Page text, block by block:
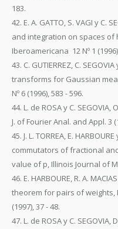
183.
42. E. A. GATTO, S. VAGI y C.
and integration on spaces of
Iberoamericana 12 Nº 1
43. C. GUTIERREZ, C.
transforms for Gaussian
Nº 6 (1996), 583 - 596.
44. L. de ROSA y C.
J. of Fourier Anal. and Appl. 3
45. J. L. TORREA, E.
commutators of fractional
value of p, Illinois Journal of
46. E. HARBOURE, R. A.
theorem for pairs of weights,
(1997), 37 - 48.
47. L. de ROSA y C.